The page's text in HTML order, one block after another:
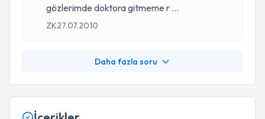
gözlerimde doktora gitmeme r ...
ZK27.07.2010
Daha fazla soru